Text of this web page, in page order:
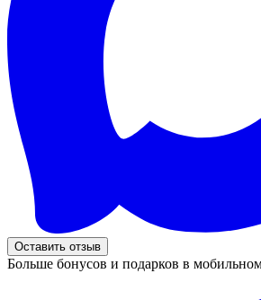
Оставить отзыв
Больше бонусов и подарков в